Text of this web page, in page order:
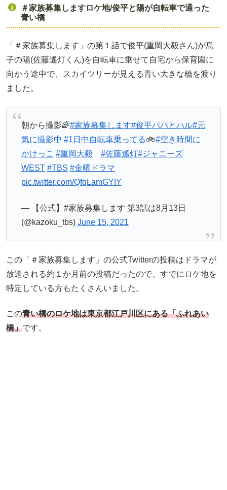
＃家族募集しますロケ地/俊平と陽が自転車で通った
青い橋
「＃家族募集します」の第１話で俊平(重岡大毅さん)が息
子の陽(佐藤遙灯くん)を自転車に乗せて自宅から保育園に
向かう途中で、スカイツリーが見える青い大きな橋を渡り
ました。
朝から撮影🌈#家族募集します#俊平パパとハル#元
気に撮影中 #1日中自転車乗ってる🚲#空き時間に
かけっこ #重岡大毅 #佐藤遙灯#ジャニーズ
WEST #TBS #金曜ドラマ
pic.twitter.com/QfqLamGYIY
— 【公式】#家族募集します 第3話は8月13日
(@kazoku_tbs) June 15, 2021
この「＃家族募集します」の公式Twitterの投稿はドラマが
放送される約１か月前の投稿だったので、すでにロケ地を
特定している方もたくさんいました。
この青い橋のロケ地は東京都江戸川区にある「ふれあい
橋」です。